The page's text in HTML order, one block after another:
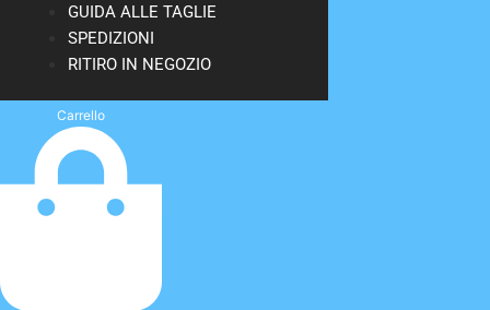
GUIDA ALLE TAGLIE
SPEDIZIONI
RITIRO IN NEGOZIO
Carrello